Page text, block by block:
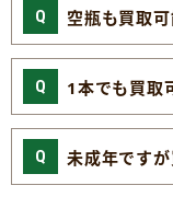
空瓶も買取
1本でも買取
未成年です